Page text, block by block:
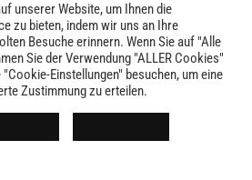
LIVID © 2024
Kontakt
Versandkosten
unserer Website, um Ihnen die
zu bieten, indem wir uns an Ihre
Besuche erinnern. Wenn Sie auf "Alle
Sie der Verwendung "ALLER Cookies"
Einstellungen" besuchen, um eine
Zustimmung zu erteilen.